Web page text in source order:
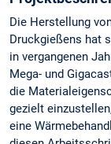
Die Herstellung
Druckgießens hat
in vergangenen
Mega- und
die
gezielt
eine